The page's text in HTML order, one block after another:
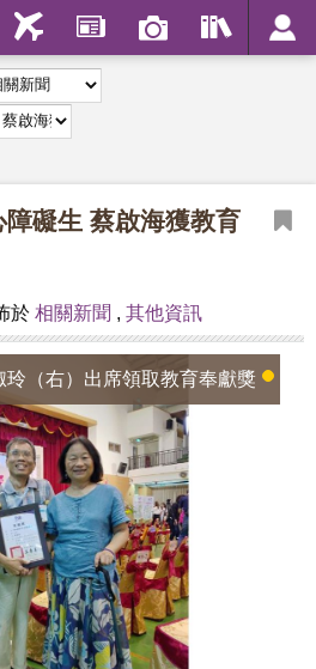
礙生 蔡啟海獲教育
於 相關新聞 , 其他資訊
（右）出席領取教育奉獻獎
1 2